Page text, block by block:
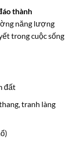
thành
năng lượng
trong cuộc sống
đất
tranh làng